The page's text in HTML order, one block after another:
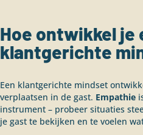
Hoe ontwikkel je
klantgerichte
Een klantgerichte mindset
verplaatsen in de gast. Empathie
instrument – probeer situaties
je gast te bekijken en te voelen